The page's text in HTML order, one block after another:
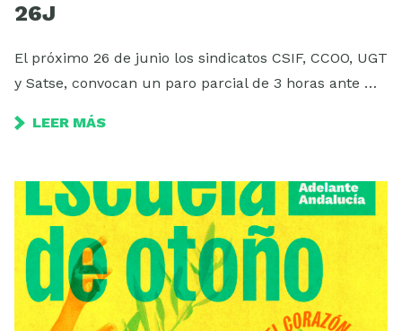
26J
El próximo 26 de junio los sindicatos CSIF, CCOO, UGT
y Satse, convocan un paro parcial de 3 horas ante …
LEER MÁS